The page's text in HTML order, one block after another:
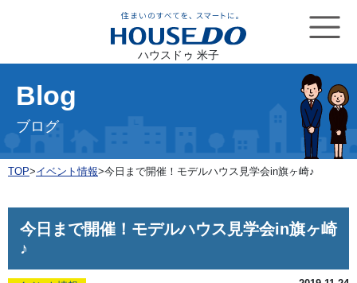
ハウスドゥ 米子
Blog
ブログ
TOP>イベント情報>今日まで開催！モデルハウス見学会in旗ヶ崎♪
今日まで開催！モデルハウス見学会in旗ヶ崎
♪